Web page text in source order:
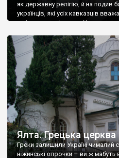
як державну релігію, й на подив
українців, які усіх кавказців
є відданими вірянами Христа
Ялта. Грецька
Греки залишили Україні чималий
ніжинські огірочки – ви ж мабуть